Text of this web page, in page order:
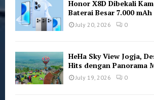
Honor X8D Dibekali
Baterai Besar 7.000 mAh
July 20, 2026 0
HeHa Sky View Jogja,
Hits dengan Panorama
July 19, 2026 0